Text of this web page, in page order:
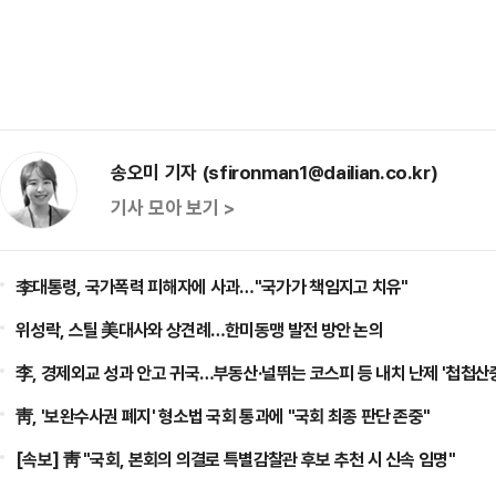
송오미 기자 (sfironman1@dailian.co.kr)
기사 모아 보기 >
李대통령, 국가폭력 피해자에 사과…"국가가 책임지고 치유"
위성락, 스틸 美대사와 상견례…한미동맹 발전 방안 논의
李, 경제외교 성과 안고 귀국…부동산·널뛰는 코스피 등 내치 난제 '첩첩산
靑, '보완수사권 폐지' 형소법 국회 통과에 "국회 최종 판단 존중"
[속보] 靑 "국회, 본회의 의결로 특별감찰관 후보 추천 시 신속 임명"